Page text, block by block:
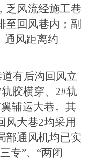
乏风流经施工巷
至回风巷内；副
通风距离约
有后沟回风立
胶横穿、2#轨
辅运大巷。其
风大巷2均采用
部通风机均已实
专”、“两闭